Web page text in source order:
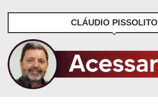
CLÁUDIO PISSOLITO